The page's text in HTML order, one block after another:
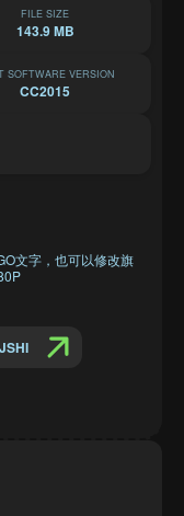
FILE SIZE
143.9 MB
SOFTWARE VERSION
CC2015
文字，也可以修改旗